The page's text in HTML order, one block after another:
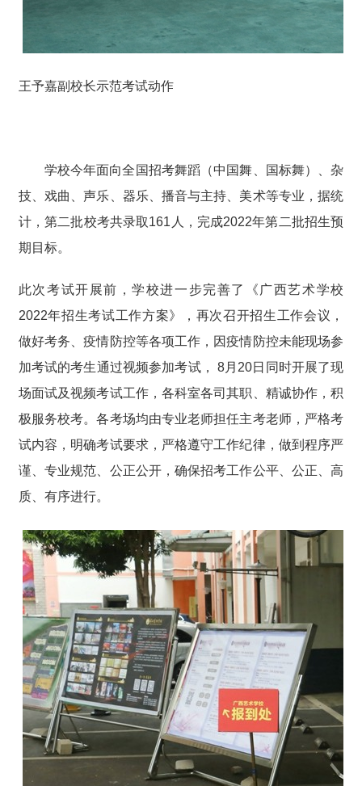
王予嘉副校长示范考试动作
学校今年面向全国招考舞蹈（中国舞、国标舞）、杂
技、戏曲、声乐、器乐、播音与主持、美术等专业，据统
计，第二批校考共录取161人，完成2022年第二批招生预
期目标。
此次考试开展前，学校进一步完善了《广西艺术学校
2022年招生考试工作方案》，再次召开招生工作会议，
做好考务、疫情防控等各项工作，因疫情防控未能现场参
加考试的考生通过视频参加考试， 8月20日同时开展了现
场面试及视频考试工作，各科室各司其职、精诚协作，积
极服务校考。各考场均由专业老师担任主考老师，严格考
试内容，明确考试要求，严格遵守工作纪律，做到程序严
谨、专业规范、公正公开，确保招考工作公平、公正、高
质、有序进行。